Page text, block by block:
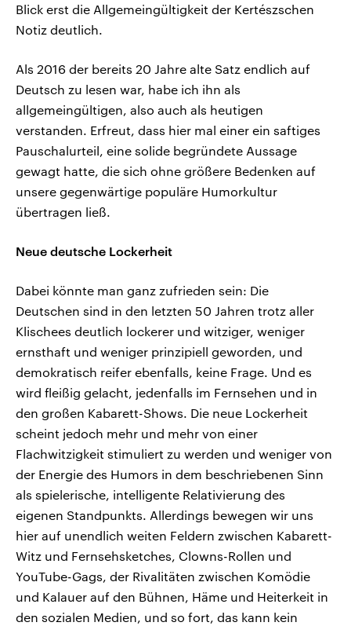
Blick erst die Allgemeingültigkeit der Kertészschen
Notiz deutlich.
Als 2016 der bereits 20 Jahre alte Satz endlich auf
Deutsch zu lesen war, habe ich ihn als
allgemeingültigen, also auch als heutigen
verstanden. Erfreut, dass hier mal einer ein saftiges
Pauschalurteil, eine solide begründete Aussage
gewagt hatte, die sich ohne größere Bedenken auf
unsere gegenwärtige populäre Humorkultur
übertragen ließ.
Neue deutsche Lockerheit
Dabei könnte man ganz zufrieden sein: Die
Deutschen sind in den letzten 50 Jahren trotz aller
Klischees deutlich lockerer und witziger, weniger
ernsthaft und weniger prinzipiell geworden, und
demokratisch reifer ebenfalls, keine Frage. Und es
wird fleißig gelacht, jedenfalls im Fernsehen und in
den großen Kabarett-Shows. Die neue Lockerheit
scheint jedoch mehr und mehr von einer
Flachwitzigkeit stimuliert zu werden und weniger von
der Energie des Humors in dem beschriebenen Sinn
als spielerische, intelligente Relativierung des
eigenen Standpunkts. Allerdings bewegen wir uns
hier auf unendlich weiten Feldern zwischen Kabarett-
Witz und Fernsehsketches, Clowns-Rollen und
YouTube-Gags, der Rivalitäten zwischen Komödie
und Kalauer auf den Bühnen, Häme und Heiterkeit in
den sozialen Medien, und so fort, das kann kein